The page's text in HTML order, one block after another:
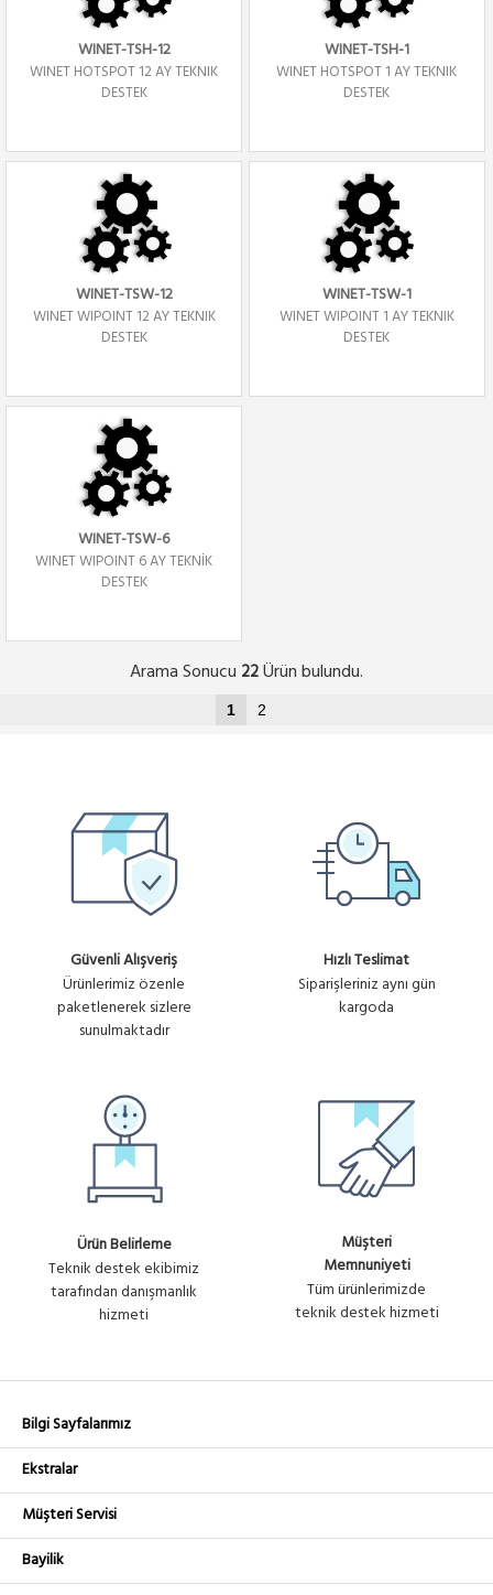
WINET-TSH-12
WINET HOTSPOT 12 AY TEKNIK
DESTEK
WINET-TSH-1
WINET HOTSPOT 1 AY TEKNIK
DESTEK
WINET-TSW-12
WINET WIPOINT 12 AY TEKNIK
DESTEK
WINET-TSW-1
WINET WIPOINT 1 AY TEKNIK
DESTEK
WINET-TSW-6
WINET WIPOINT 6 AY TEKNİK
DESTEK
Arama Sonucu 22Ürün bulundu.
1 2
Güvenli Alışveriş
Ürünlerimiz özenle
paketlenerek sizlere
sunulmaktadır
Hızlı Teslimat
Siparişleriniz aynı gün
kargoda
Ürün Belirleme
Teknik destek ekibimiz
tarafından danışmanlık
hizmeti
Müşteri
Memnuniyeti
Tüm ürünlerimizde
teknik destek hizmeti
Bilgi Sayfalarımız
Ekstralar
Müşteri Servisi
Bayilik